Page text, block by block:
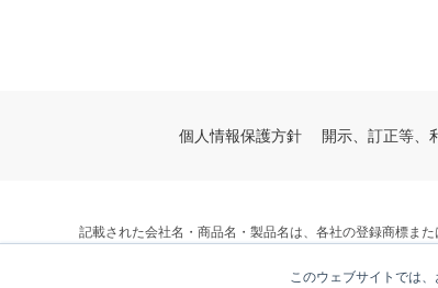
このウェブサイトでは
個人情報保護方針 開示、訂正等、
記載された会社名・商品名・製品名は、各社の登録商標また